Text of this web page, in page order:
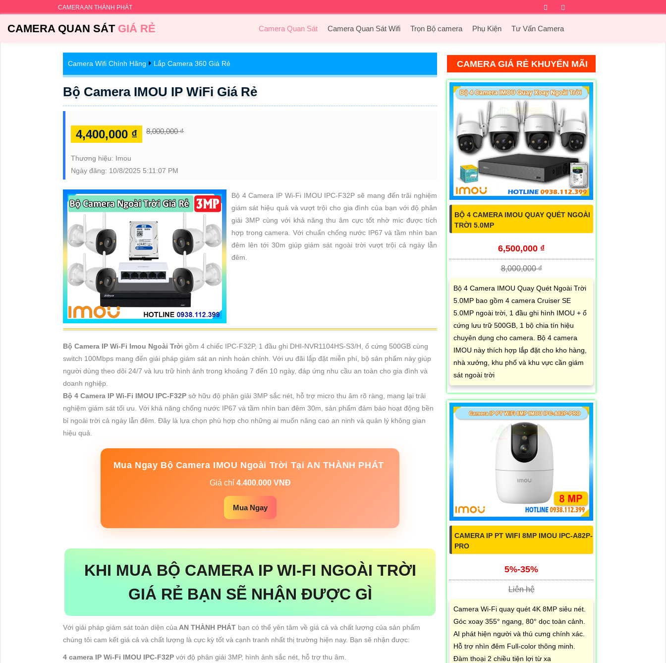
CAMERA AN THÀNH PHÁT Facebook
CAMERA QUAN SÁTGIÁ RẺ Camera Quan Sát Camera Quan Sát Wifi Trọn Bộ camera Phụ Kiện Tư Vấn Camera
Camera Wifi Chính Hãng Lắp Camera 360 Giá Rẻ
Bộ Camera IMOU IP WiFi Giá Rẻ
4,400,000 ₫ 8,000,000 ₫
Thương hiệu: Imou
Ngày đăng: 10/8/2025 5:11:07 PM
Bộ 4 Camera IP Wi-Fi IMOU IPC-F32P sẽ mang đến trãi nghiệm
giám sát hiệu quả và vượt trội cho gia đình của bạn với độ phân
giải 3MP cùng với khả năng thu âm cực tốt nhờ mic được tích
hợp trong camera. Với chuẩn chống nước IP67 và tầm nhìn ban
đêm lên tới 30m giúp giám sát ngoài trời vượt trội cả ngày lẫn
đêm.
Bộ Camera IP Wi-Fi Imou Ngoài Trời gồm 4 chiếc IPC-F32P, 1 đầu ghi DHI-NVR1104HS-S3/H, ổ cứng 500GB cùng
switch 100Mbps mang đến giải pháp giám sát an ninh hoàn chỉnh. Với ưu đãi lắp đặt miễn phí, bộ sản phẩm này giúp
người dùng theo dõi 24/7 và lưu trữ hình ảnh trong khoảng 7 đến 10 ngày, đáp ứng nhu cầu an toàn cho gia đình và
doanh nghiệp.
Bộ 4 Camera IP Wi-Fi IMOU IPC-F32P sở hữu độ phân giải 3MP sắc nét, hỗ trợ micro thu âm rõ ràng, mang lại trải
nghiệm giám sát tối ưu. Với khả năng chống nước IP67 và tầm nhìn ban đêm 30m, sản phẩm đảm bảo hoạt động bền
bỉ ngoài trời cả ngày lẫn đêm. Đây là lựa chọn phù hợp cho những ai muốn nâng cao an ninh và quản lý không gian
hiệu quả.
Mua Ngay Bộ Camera IMOU Ngoài Trời Tại AN THÀNH PHÁT
Giá chỉ 4.400.000 VNĐ
Mua Ngay
KHI MUA BỘ CAMERA IP WI-FI NGOÀI TRỜI
GIÁ RẺ BẠN SẼ NHẬN ĐƯỢC GÌ
Với giải pháp giám sát toàn diện của AN THÀNH PHÁT bạn có thể yên tâm về giá cả và chất lượng của sản phẩm
chúng tôi cam kết giá cả và chất lượng là cực kỳ tốt và cạnh tranh nhất thị trường hiện nay. Bạn sẽ nhận được:
4 camera IP Wi-Fi IMOU IPC-F32P với độ phân giải 3MP, hình ảnh sắc nét, hỗ trợ thu âm.
CAMERA GIÁ RẺ KHUYẾN MÃI
BỘ 4 CAMERA IMOU QUAY QUÉT NGOÀI
TRỜI 5.0MP
6,500,000 ₫
8,000,000 ₫
Bộ 4 Camera IMOU Quay Quét Ngoài Trời
5.0MP bao gồm 4 camera Cruiser SE
5.0MP ngoài trời, 1 đầu ghi hình IMOU + ổ
cứng lưu trữ 500GB, 1 bộ chia tín hiệu
chuyên dụng cho camera. Bộ 4 camera
IMOU này thích hợp lắp đặt cho kho hàng,
nhà xưởng, khu phố và khu vực cần giám
sát ngoài trời
CAMERA IP PT WIFI 8MP IMOU IPC-A82P-
PRO
5%-35%
Liên hệ
Camera Wi-Fi quay quét 4K 8MP siêu nét.
Góc xoay 355° ngang, 80° dọc toàn cảnh.
AI phát hiện người và thú cưng chính xác.
Hỗ trợ nhìn đêm Full-color thông minh.
Đàm thoại 2 chiều tiện lợi từ xa